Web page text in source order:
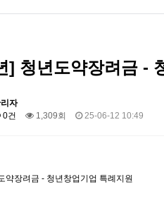
] 청년도약장려금 -
자
0건
1,309회 25-06-12 10:49
약장려금 - 청년창업기업 특례지원